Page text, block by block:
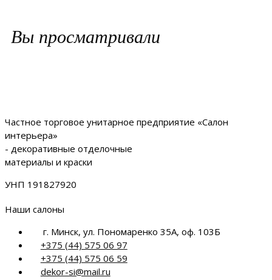
Вы просматривали
Частное торговое унитарное предприятие «Салон
интерьера»
- декоративные отделочные
материалы и краски
УНП 191827920
Наши салоны
г. Минск, ул. Пономаренко 35А, оф. 103Б
+375 (44) 575 06 97
+375 (44) 575 06 59
dekor-si@mail.ru